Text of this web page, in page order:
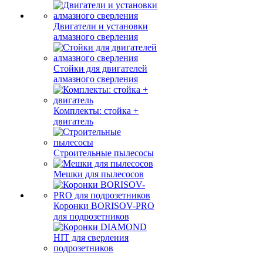
Двигатели и установки
алмазного сверления
Стойки для двигателей
алмазного сверления
Комплекты: стойка +
двигатель
Строительные пылесосы
Мешки для пылесосов
Коронки BORISOV-PRO
для подрозетников